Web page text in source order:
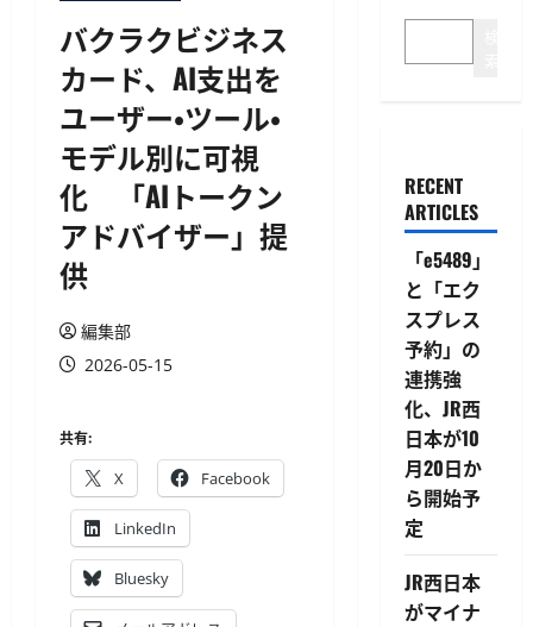
バクラクビジネス
カード、AI支出を
ユーザー・ツール・
モデル別に可視
化 「AIトークン
アドバイザー」提
供
編集部
2026-05-15
共有:
X Facebook
LinkedIn
Bluesky
RECENT
ARTICLES
「e5489」
と「エク
スプレス
予約」の
連携強
化、JR西
日本が10
月20日か
ら開始予
定
JR西日本
がマイナ